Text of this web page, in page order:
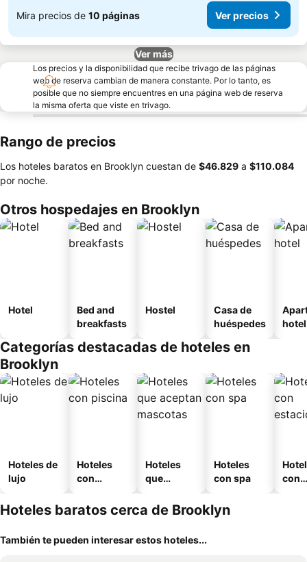
Mira precios de 10 páginas Ver precios
Ver más
Los precios y la disponibilidad que recibe trivago de las páginas
web de reserva cambian de manera constante. Por lo tanto, es
posible que no siempre encuentres en una página web de reserva
la misma oferta que viste en trivago.
Rango de precios
Los hoteles baratos en Brooklyn cuestan de ‎$46.829 a ‎$110.084
por noche.
Otros hospedajes en Brooklyn
Hotel
Bed and
breakfasts
Hostel
Casa de
huéspedes
hotel
Categorías destacadas de hoteles en
Brooklyn
Hoteles de
lujo
Hoteles
con
Hoteles
que
mascotas
Hoteles
con spa
con
Hoteles baratos cerca de Brooklyn
También te pueden interesar estos hoteles...